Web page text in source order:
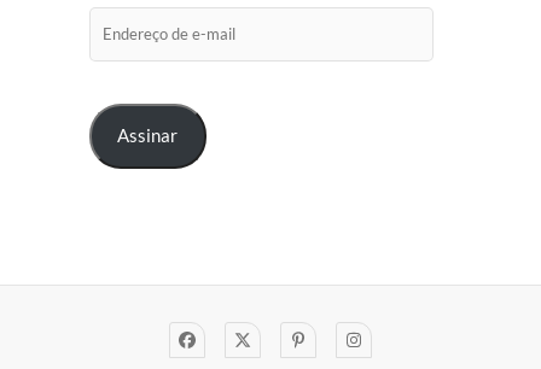
de
Assinar